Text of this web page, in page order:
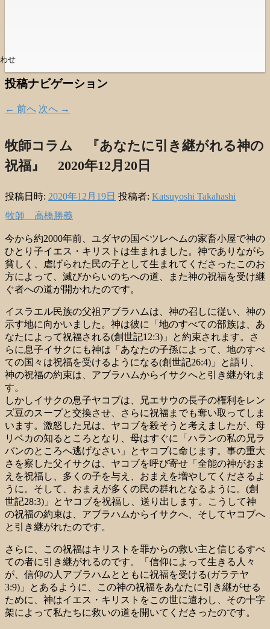
せ
投稿ナビゲーション
← 前へ 次へ →
牧師コラム 『あなたに引き継がれる神の
祝福』 2020年12月20日
投稿日時: 2020年12月19日 投稿者: Katsuyoshi Takahashi
牧師 高橋勝義
今から約2000年前、ユダヤの国ベツレヘムの家畜小屋で神の
ひとり子イエス・キリストは生まれました。神でありながら
貧しく、虐げられた民の子として生まれてくださったこのお
方によって、滅びからいのちへの道、また神の祝福を受け継
ぐ者への道が開かれたのです。
イスラエル民族の父祖アブラハムは、神の召しに従い、神の
示す地に向かいました。神は彼に「地のすべての部族は、あ
なたによって祝福される(創世記12:3)」と約束されます。さ
らに息子イサクにも神は「あなたの子孫によって、地のすべ
ての国々は祝福を受けるようになる(創世記26:4)」と語り、
神の祝福の約束は、アブラハムからイサクへと引き継がれま
す。
しかしイサクの息子ヤコブは、兄エサウの長子の権利をレン
ズ豆のスープと交換させ、さらに祝福までも奪い取ってしま
います。激怒した兄は、ヤコブを殺そうと考えましたが、母
リベカの知るところとなり、母はすぐに「ハランの私の兄ラ
バンのところへ逃げなさい」とヤコブに命じます。事の重大
さを察した父イサクは、ヤコブを呼び寄せ「全能の神がおま
えを祝福し、多くの子を与え、おまえを増やしてくださるよ
うに。そして、おまえが多くの民の群れとなるように。(創
世記28:3)」とヤコブを祝福し、送り出します。こうして神
の祝福の約束は、アブラハムからイサクへ、そしてヤコブへ
と引き継がれたのです。
さらに、この祝福はキリストを罪からの救い主と信じるすべ
ての者に引き継がれるのです。「信仰によって生きる人々
が、信仰の人アブラハムとともに祝福を受ける(ガラテヤ
3:9)」とあるように、この神の祝福をあなたに引き継がせる
ために、神はイエス・キリストをこの世に遣わし、その十字
架によって私たちに救いの道を開いてくださったのです。